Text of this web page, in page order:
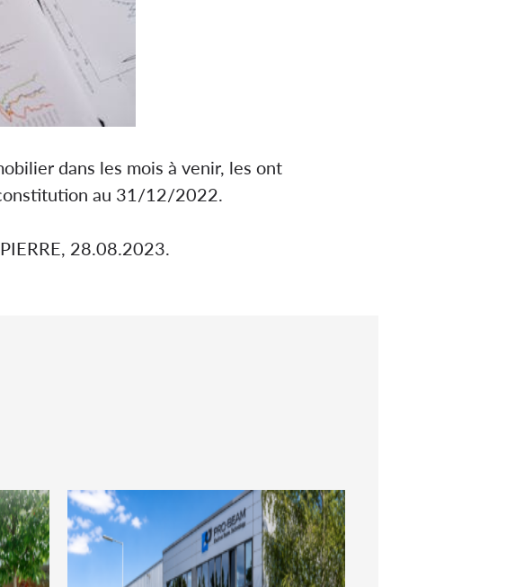
dans les mois à venir, les ont
au 31/12/2022.
28.08.2023.